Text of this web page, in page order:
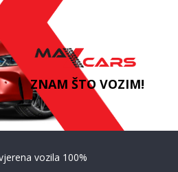
ZNAM ŠTO VOZIM!
vozila 100%